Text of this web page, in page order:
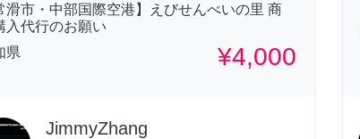
滑市・中部国際空港】えびせんべいの里 商
入代行のお願い
県
¥4,000
JimmyZhang